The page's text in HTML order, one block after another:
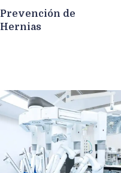
Prevención de
Hernias